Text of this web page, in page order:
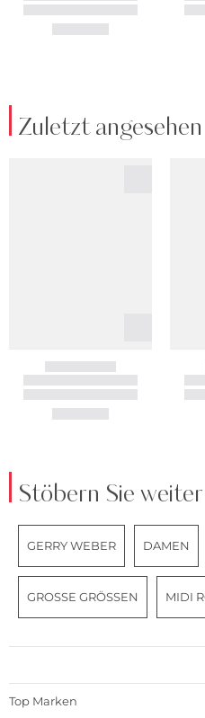
Zuletzt angesehen
Stöbern Sie weiter
GERRY WEBER DAMEN
GROSSE GRÖSSEN MIDI
Top Marken